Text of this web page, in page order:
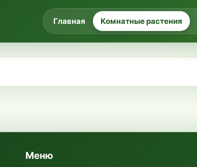
Главная Комнатные растения
Меню